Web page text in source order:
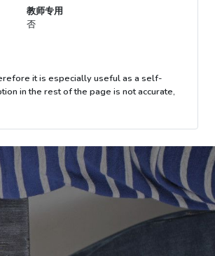
教师专用
否
it is especially useful as a self-
in the rest of the page is not accurate,